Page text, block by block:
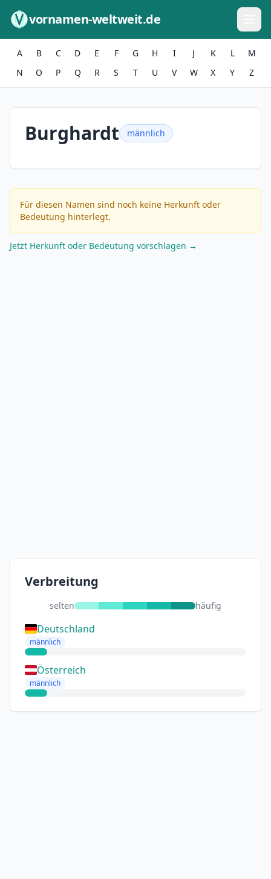
vornamen-weltweit.de
A B C D E F G H I J K L
M
N
O P Q R S T U V W X Y Z
Burghardt männlich
Für diesen Namen sind noch keine Herkunft oder
Bedeutung hinterlegt.
Jetzt Herkunft oder Bedeutung vorschlagen →
Verbreitung
selten häufig
Deutschland
männlich
Österreich
männlich